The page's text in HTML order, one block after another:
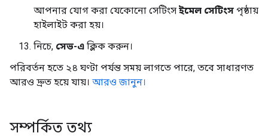
আপনার যোগ করা যেকোনো সেটিংস ইমেল সেটিংস পৃষ্ঠায়
হাইলাইট করা হয়।
নিচে, সেভ-এ ক্লিক করুন।
পরিবর্তন হতে ২৪ ঘণ্টা পর্যন্ত সময় লাগতে পারে, তবে সাধারণত
আরও দ্রুত হয়ে যায়। আরও জানুন।
সম্পর্কিত তথ্য